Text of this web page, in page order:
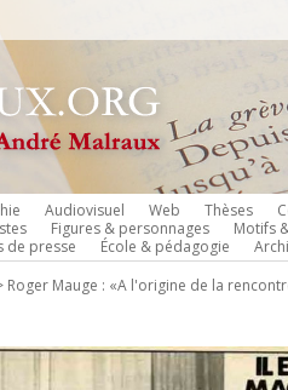
Audiovisuel Web Thèses
Figures & personnages Motifs
de presse École & pédagogie
Roger Mauge : «A l'origine de la